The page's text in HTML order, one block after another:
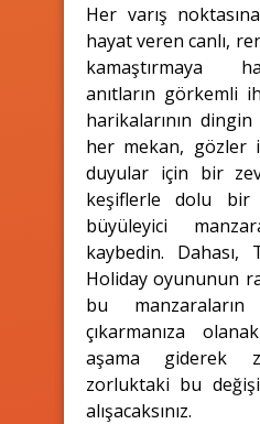
Her varış
hayat veren canlı,
kamaştırmaya
anıtların görkemli
harikalarının
her mekan, gözler
duyular için bir
keşiflerle dolu bir
büyüleyici
kaybedin. Dahası,
Holiday oyununun
bu
çıkarmanıza
aşama giderek
zorluktaki bu
alışacaksınız.